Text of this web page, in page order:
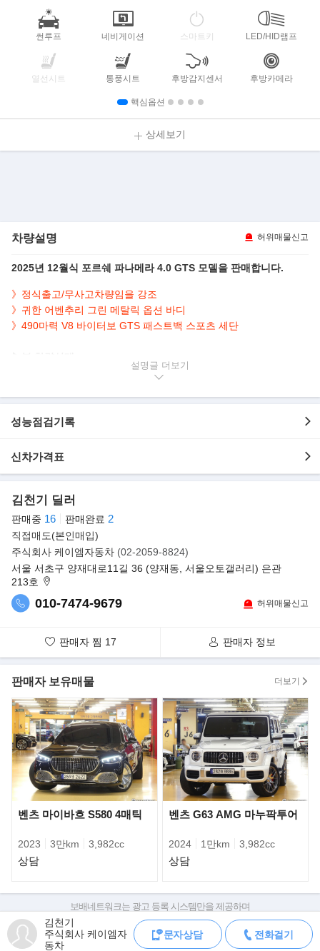
썬루프 네비게이션 스마트키 LED/HID램프
열선시트 통풍시트 후방감지센서 후방카메라
핵심옵션
상세보기
차량설명 허위매물신고
2025년 12월식 포르쉐 파나메라 4.0 GTS 모델을 판매합니다.
》정식출고/무사고차량임을 강조
》귀한 어벤추리 그린 메탈릭 옵션 바디
》 490마력 V8 바이터보 GTS 패스트백 스포츠 세단
- 짧은주행거리 보유
- 안락한 베이지시트 적용
▶명품 4도어 스포츠 세단,'파나메라'..
포르쉐코리아가 강력한 스포츠카 성능과 세단의 독보적인 편안함을
완벽하게 결합한 4도어 스포츠 세단
‘신형 파나메라(The new Porsche Panamera)’를 국내 공식 출시한
다.
이번에 새롭게 출시되는 신형 파나메라는 ‘파나메라 4’와 롱 휠베이
티브’를 포함해, ‘파나메라 GTS’, ‘파나메라 터보 S’까지 총 4종이다.
특히, ‘이크제큐티브’ 모델은 2015년 이후
한다는 계획이다.
진정한 스포츠카, 럭셔리 세단, 하이브리드의 선구적 모델로 다재
다능한 면모와 상반된 요소들의 독특한
결합을 선보여 온 파나메라는 이번 페이스리프트를 통해 브랜드와
제품의 정체성을 더욱 강화했다.
설명글
성능점검기록
신차가격표
김천기 딜러
판매중 16 판매완료 2
직접매도(본인매입)
주식회사 케이엠자동차 (02-2059-8824)
서울 서초구 양재대로11길 36 (양재동, 서울오토갤러리) 은관
213호
010-7474-9679 허위매물신고
판매자 찜 17 판매자 정보
판매자 보유매물 더보기
벤츠 마이바흐 S580 4매틱
2023 3만km 3,982cc
상담
벤츠 G63 AMG 마누팍투어
2024 1만km 3,982cc
상담
김천기
주식회사 케이엠자
동차
문자상담 전화걸기
보배네트워크는 광고 등록 시스템만을 제공하며
판매자가 직접 등록한 내용에 대한 모든 책임은 판매자에게 있습니다.
차량 구매 시 차량등록증, 성능점검기록부, 실제 차량 상태,
차대번호 조회로 직접 정보를 확인하세요.